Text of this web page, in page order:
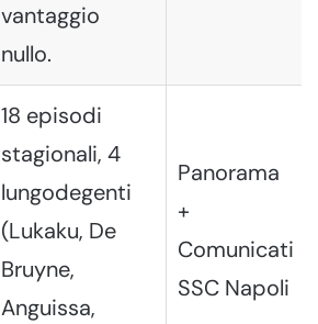
vantaggio
nullo.
18 episodi
stagionali, 4
lungodegenti
(Lukaku, De
Bruyne,
Anguissa,
Panorama
+
Comunicati
SSC Napoli